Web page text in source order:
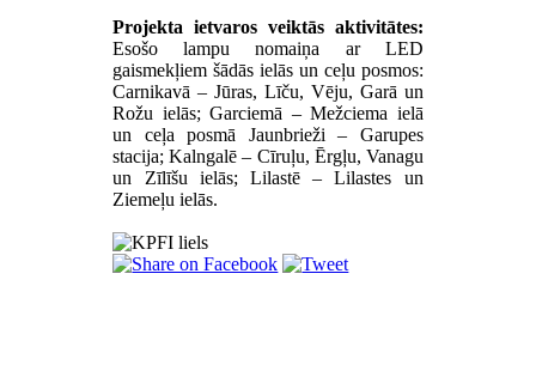
Projekta ietvaros veiktās aktivitātes:
Esošo lampu nomaiņa ar LED
gaismekļiem šādās ielās un ceļu posmos:
Carnikavā – Jūras, Līču, Vēju, Garā un
Rožu ielās; Garciemā – Mežciema ielā
un ceļa posmā Jaunbrieži – Garupes
stacija; Kalngalē – Cīruļu, Ērgļu, Vanagu
un Zīlīšu ielās; Lilastē – Lilastes un
Ziemeļu ielās.